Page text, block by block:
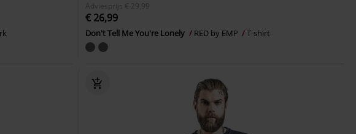
Adviesprijs
€ 29,99
€ 26,99
Don't Tell Me You're Lonely RED by EMP T-shirt